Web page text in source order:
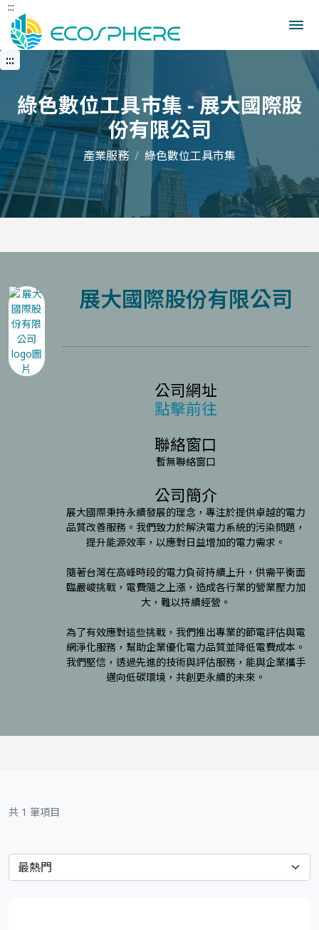
跳
到
中
內
:::
:::
綠色數位工具市集 - 展大國際股
份有限公司
產業服務 綠色數位工具市集
展大國際股份有限公司
公司網址
點擊前往
聯絡窗口
暫無聯絡窗口
公司簡介
展大國際秉持永續發展的理念，專注於提供卓越的電力
品質改善服務。我們致力於解決電力系統的污染問題，
提升能源效率，以應對日益增加的電力需求。
隨著台灣在高峰時段的電力負荷持續上升，供需平衡面
臨嚴峻挑戰，電費隨之上漲，造成各行業的營業壓力加
大，難以持續經營。
為了有效應對這些挑戰，我們推出專業的節電評估與電
網淨化服務，幫助企業優化電力品質並降低電費成本。
我們堅信，透過先進的技術與評估服務，能與企業攜手
邁向低碳環境，共創更永續的未來。
共 1 筆項目